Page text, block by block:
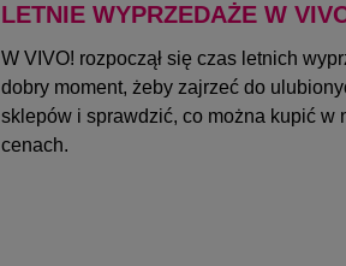
LETNIE WYPRZEDAŻE W
W VIVO! rozpoczął się czas letnich
dobry moment, żeby zajrzeć do
sklepów i sprawdzić, co można kupić w
cenach.